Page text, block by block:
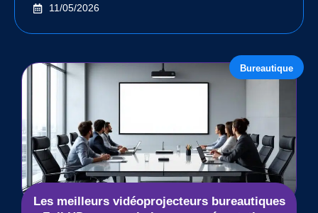
11/05/2026
Bureautique
Les meilleurs vidéoprojecteurs bureautiques